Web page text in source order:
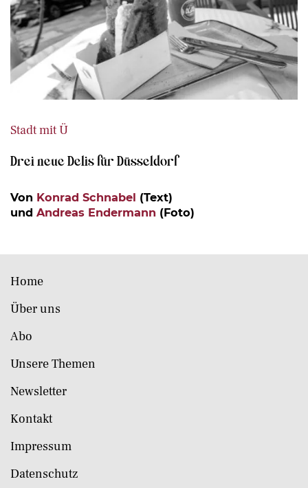
Stadt mit Ü
Drei neue Delis für Düsseldorf
Von Konrad Schnabel (Text)
und Andreas Endermann (Foto)
Home
Über uns
Abo
Unsere Themen
Newsletter
Kontakt
Impressum
Datenschutz